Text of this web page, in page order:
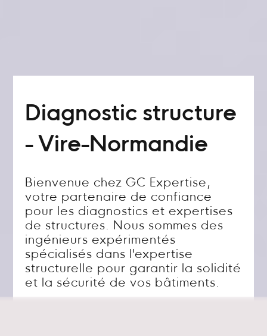
Diagnostic structure
- Vire-Normandie
Bienvenue chez GC Expertise,
votre partenaire de confiance
pour les diagnostics et expertises
de structures. Nous sommes des
ingénieurs expérimentés
spécialisés dans l'expertise
structurelle pour garantir la solidité
et la sécurité de vos bâtiments.